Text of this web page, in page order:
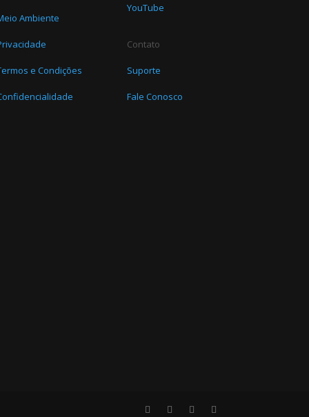
Ambiente
e Condições
YouTube
Contato
Suporte
Fale Conosco